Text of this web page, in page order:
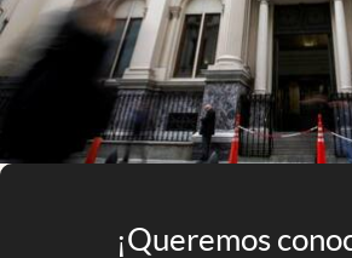
El Cronista Studio
Mediakit
abre en nueva pestaña
Argentina
¡Queremos